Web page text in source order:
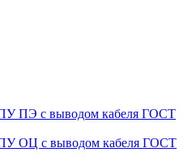
ПЭ с выводом кабеля ГОСТ
ОЦ с выводом кабеля ГОСТ